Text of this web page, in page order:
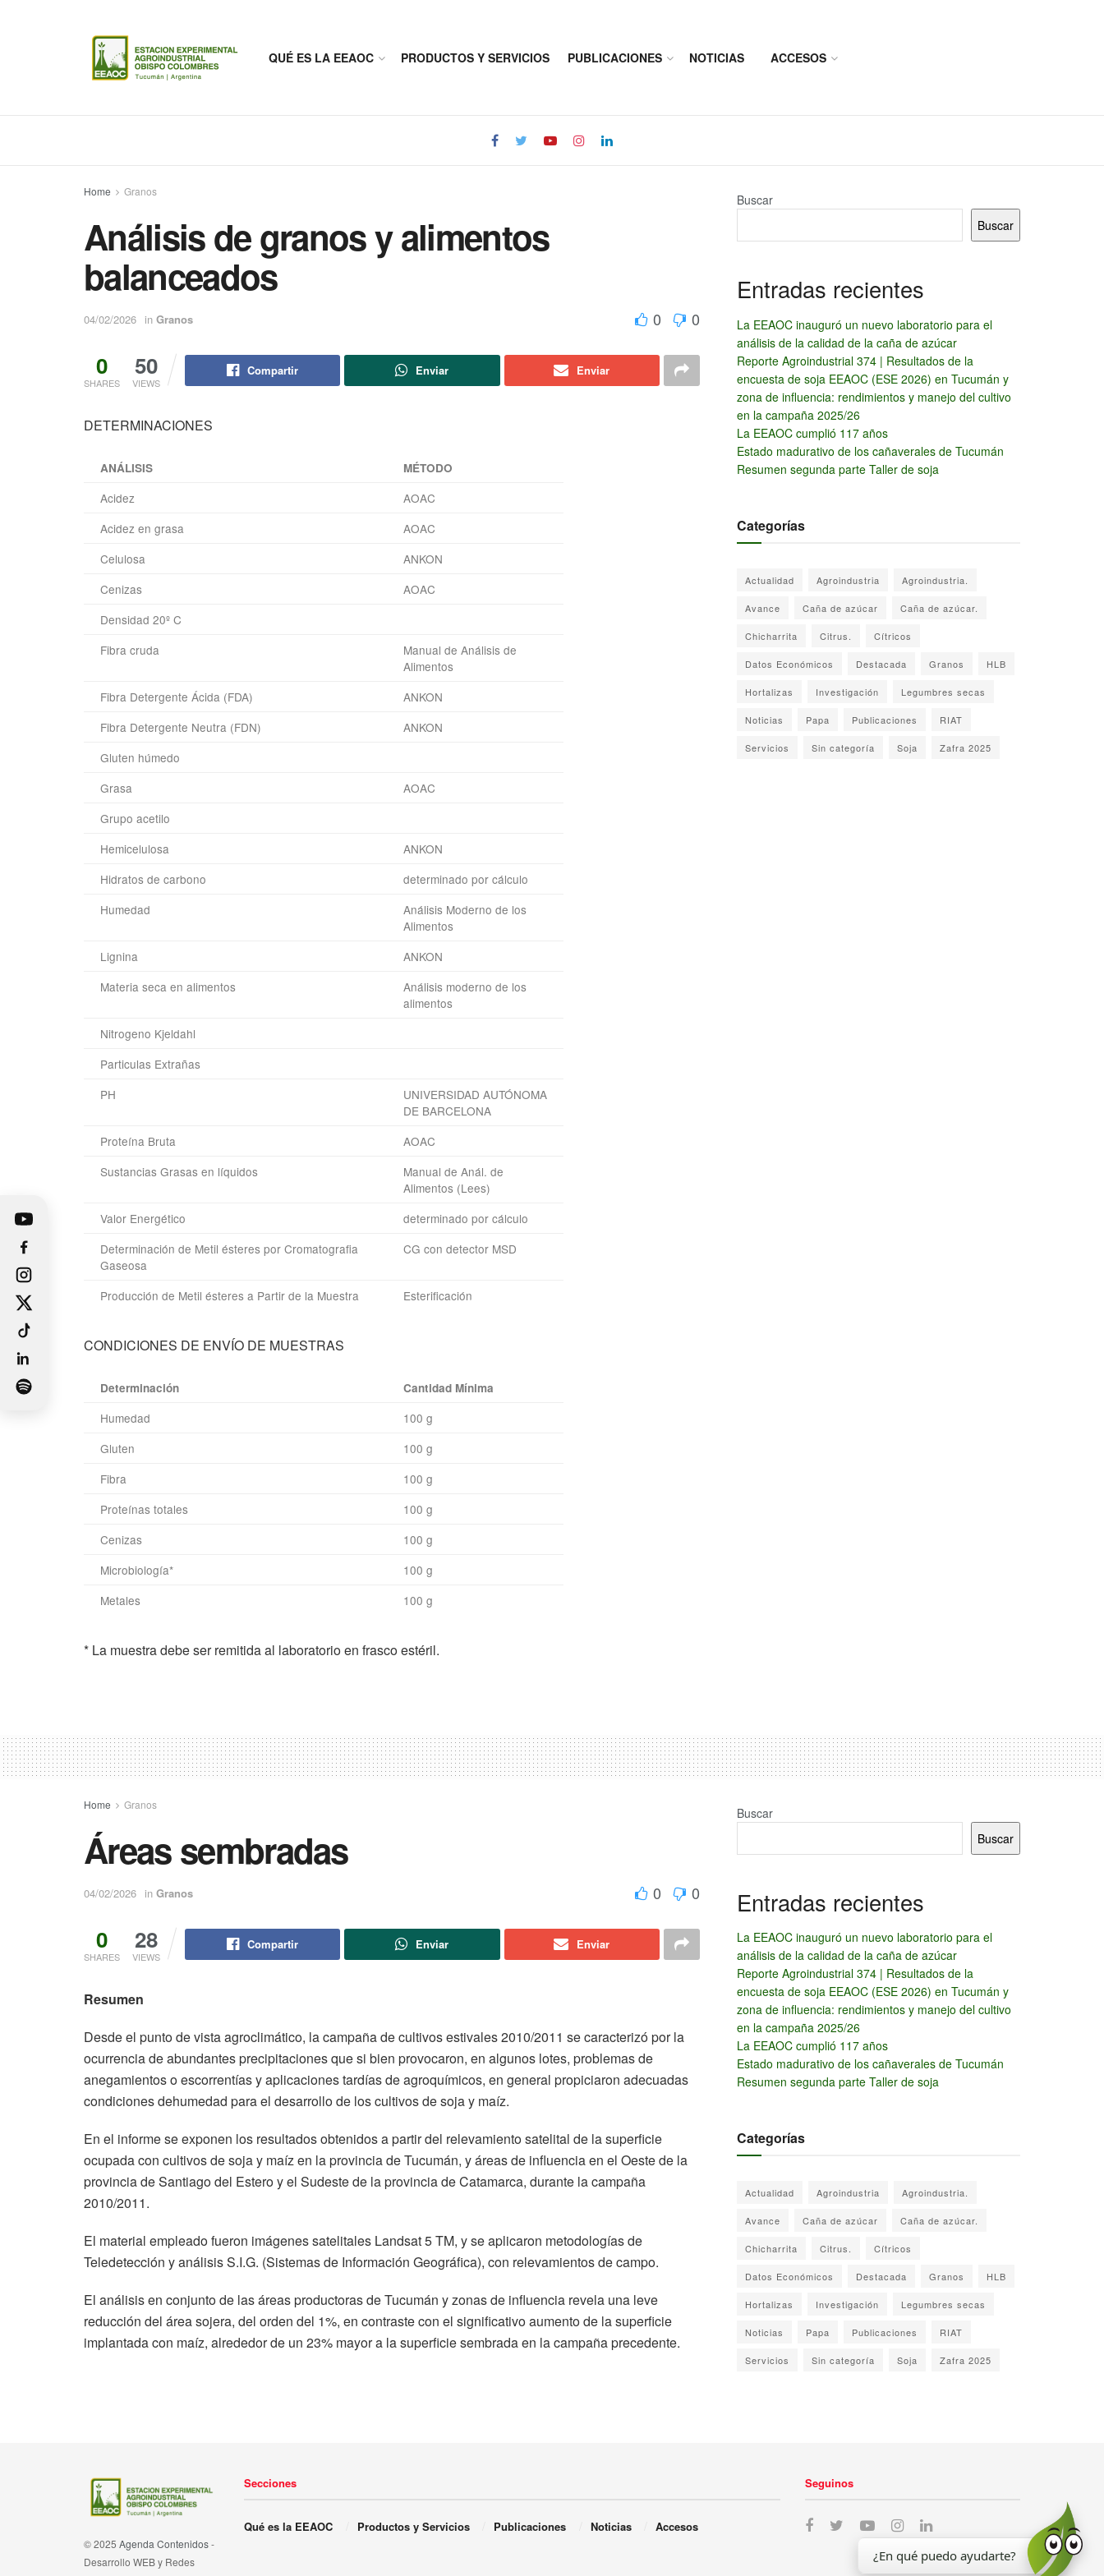
QUÉ ES LA EEAOC PRODUCTOS Y SERVICIOS PUBLICACIONES NOTICIAS ACCESOS
Home Granos
Análisis de granos y alimentos
balanceados
04/02/2026 in Granos 0 0
0
SHARES
50
VIEWS
Compartir Enviar Enviar
DETERMINACIONES
ANÁLISIS MÉTODO
Acidez
AOAC
Acidez en grasa
AOAC
Celulosa
ANKON
Cenizas
AOAC
Densidad 20º C
Fibra cruda
Manual de Análisis de
Alimentos
Fibra Detergente Ácida (FDA)
ANKON
Fibra Detergente Neutra (FDN)
ANKON
Gluten húmedo
Grasa
AOAC
Grupo acetilo
Hemicelulosa
ANKON
Hidratos de carbono
determinado por cálculo
Humedad
Análisis Moderno de los
Alimentos
Lignina
ANKON
Materia seca en alimentos
Análisis moderno de los
alimentos
Nitrogeno Kjeldahl
Particulas Extrañas
PH
UNIVERSIDAD AUTÓNOMA
DE BARCELONA
Proteína Bruta
AOAC
Sustancias Grasas en líquidos
Manual de Anál. de
Alimentos (Lees)
Valor Energético
determinado por cálculo
Determinación de Metil ésteres por Cromatografia
Gaseosa
CG con detector MSD
Producción de Metil ésteres a Partir de la Muestra Esterificación
CONDICIONES DE ENVÍO DE MUESTRAS
Determinación Cantidad Mínima
Humedad
100 g
Gluten
100 g
Fibra
100 g
Proteínas totales
100 g
Cenizas
100 g
Microbiología*
100 g
Metales
100 g
* La muestra debe ser remitida al laboratorio en frasco estéril.
Buscar
Buscar
Entradas recientes
La EEAOC inauguró un nuevo laboratorio para el
análisis de la calidad de la caña de azúcar
Reporte Agroindustrial 374 | Resultados de la
encuesta de soja EEAOC (ESE 2026) en Tucumán y
zona de influencia: rendimientos y manejo del cultivo
en la campaña 2025/26
La EEAOC cumplió 117 años
Estado madurativo de los cañaverales de Tucumán
Resumen segunda parte Taller de soja
Categorías
Actualidad Agroindustria Agroindustria.
Avance Caña de azúcar Caña de azúcar.
Chicharrita Citrus. Cítricos
Datos Económicos Destacada Granos HLB
Hortalizas Investigación Legumbres secas
Noticias Papa Publicaciones RIAT
Servicios Sin categoría Soja Zafra 2025
Home Granos
Áreas sembradas
04/02/2026 in Granos 0 0
0
SHARES
28
VIEWS
Compartir Enviar Enviar
Resumen
Desde el punto de vista agroclimático, la campaña de cultivos estivales 2010/2011 se caracterizó por la
ocurrencia de abundantes precipitaciones que si bien provocaron, en algunos lotes, problemas de
anegamientos o escorrentías y aplicaciones tardías de agroquímicos, en general propiciaron adecuadas
condiciones dehumedad para el desarrollo de los cultivos de soja y maíz.
En el informe se exponen los resultados obtenidos a partir del relevamiento satelital de la superficie
ocupada con cultivos de soja y maíz en la provincia de Tucumán, y áreas de influencia en el Oeste de la
provincia de Santiago del Estero y el Sudeste de la provincia de Catamarca, durante la campaña
2010/2011.
El material empleado fueron imágenes satelitales Landsat 5 TM, y se aplicaron metodologías de
Teledetección y análisis S.I.G. (Sistemas de Información Geográfica), con relevamientos de campo.
El análisis en conjunto de las áreas productoras de Tucumán y zonas de influencia revela una leve
reducción del área sojera, del orden del 1%, en contraste con el significativo aumento de la superficie
implantada con maíz, alrededor de un 23% mayor a la superficie sembrada en la campaña precedente.
Buscar
Buscar
Entradas recientes
La EEAOC inauguró un nuevo laboratorio para el
análisis de la calidad de la caña de azúcar
Reporte Agroindustrial 374 | Resultados de la
encuesta de soja EEAOC (ESE 2026) en Tucumán y
zona de influencia: rendimientos y manejo del cultivo
en la campaña 2025/26
La EEAOC cumplió 117 años
Estado madurativo de los cañaverales de Tucumán
Resumen segunda parte Taller de soja
Categorías
Actualidad Agroindustria Agroindustria.
Avance Caña de azúcar Caña de azúcar.
Chicharrita Citrus. Cítricos
Datos Económicos Destacada Granos HLB
Hortalizas Investigación Legumbres secas
Noticias Papa Publicaciones RIAT
Servicios Sin categoría Soja Zafra 2025
© 2025 Agenda Contenidos-
Desarrollo WEB y Redes
Secciones
Qué es la EEAOC Productos y Servicios Publicaciones Noticias Accesos
Seguinos
¿En qué puedo ayudarte?